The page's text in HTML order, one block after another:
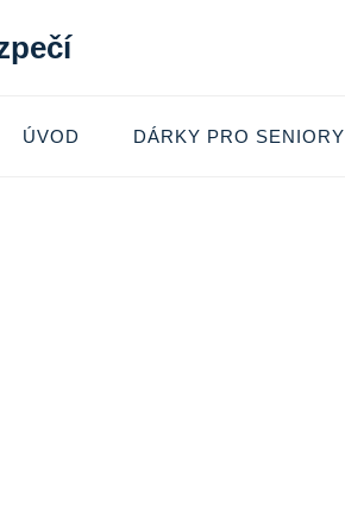
ÚVOD DÁRKY PRO SENIORY